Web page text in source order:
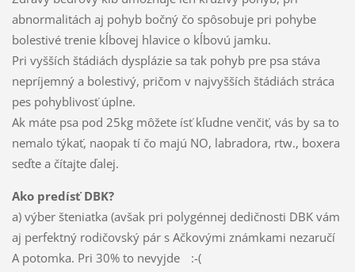
abnormalitách aj pohyb bočný čo spôsobuje pri pohybe
bolestivé trenie kĺbovej hlavice o kĺbovú jamku.
Pri vyšších štádiách dysplázie sa tak pohyb pre psa stáva
nepríjemný a bolestivý, pričom v najvyšších štádiách stráca
pes pohyblivosť úplne.
Ak máte psa pod 25kg môžete ísť kľudne venčiť, vás by sa to
nemalo týkať, naopak tí čo majú NO, labradora, rtw., boxera
seďte a čítajte ďalej.
Ako predísť DBK?
a) výber šteniatka (avšak pri polygénnej dedičnosti DBK vám
aj perfektný rodičovský pár s Ačkovými známkami nezaručí
A potomka. Pri 30% to nevyjde
:-(